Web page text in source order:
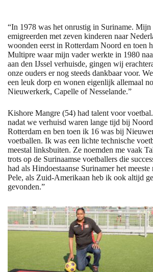
“In 1978 was het onrustig in Suriname. Mijn
emigreerden met zeven kinderen naar
woonden eerst in Rotterdam Noord en toen
Multipre waar mijn vader werkte in 1980
aan den IJssel verhuisde, gingen wij
onze ouders er nog steeds dankbaar voor.
een leuk dorp en wonen eigenlijk allemaal
Nieuwerkerk, Capelle of Nesselande.”
Kishore Mangre (54) had talent voor
nadat we verhuisd waren lange tijd bij
Rotterdam en ben toen ik 16 was bij
voetballen. Ik was een lichte technische
meestal linksbuiten. Ze noemden me vaak
trots op de Surinaamse voetballers die
had als Hindoestaanse Surinamer het
Pele, als Zuid-Amerikaan heb ik ook altijd
gevonden.”